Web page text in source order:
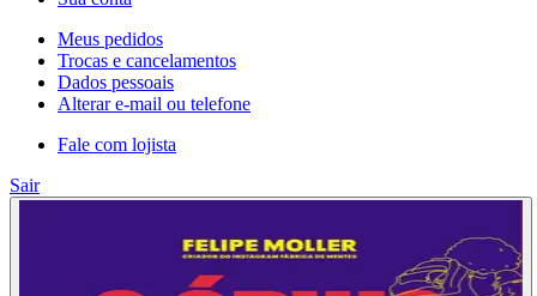
Meus pedidos
Trocas e cancelamentos
Dados pessoais
Alterar e-mail ou telefone
Fale com lojista
Sair